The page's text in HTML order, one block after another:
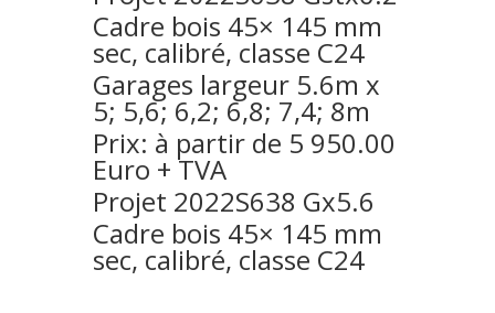
Cadre bois 45× 145 mm
sec, calibré, classe C24
Garages largeur 5.6m x
5; 5,6; 6,2; 6,8; 7,4; 8m
Prix: à partir de 5 950.00
Euro + TVA
Projet 2022S638 Gx5.6
Cadre bois 45× 145 mm
sec, calibré, classe C24